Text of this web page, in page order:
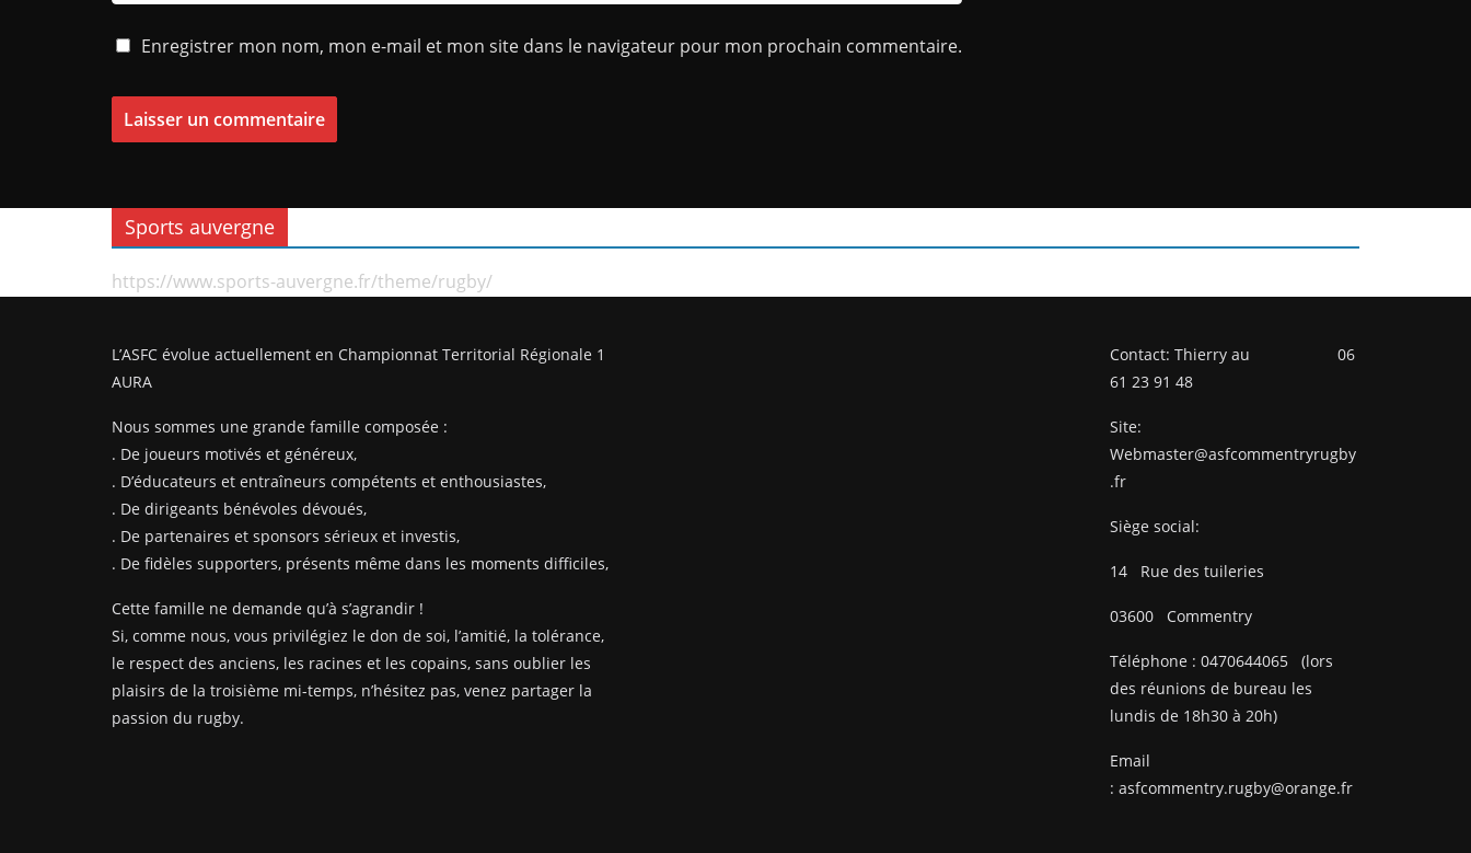
Enregistrer mon nom, mon e-mail et mon site dans le navigateur pour mon prochain commentaire.
Sports auvergne
https://www.sports-auvergne.fr/theme/rugby/
L’ASFC évolue actuellement en Championnat Territorial Régionale 1
AURA
Nous sommes une grande famille composée :
. De joueurs motivés et généreux,
. D’éducateurs et entraîneurs compétents et enthousiastes,
. De dirigeants bénévoles dévoués,
. De partenaires et sponsors sérieux et investis,
. De fidèles supporters, présents même dans les moments difficiles,
Cette famille ne demande qu’à s’agrandir !
Si, comme nous, vous privilégiez le don de soi, l’amitié, la tolérance,
le respect des anciens, les racines et les copains, sans oublier les
plaisirs de la troisième mi-temps, n’hésitez pas, venez partager la
passion du rugby.
Contact: Thierry au 06
61 23 91 48
Site:
Webmaster@asfcommentryrugby
.fr
Siège social:
14 Rue des tuileries
03600 Commentry
Téléphone : 0470644065
(lors
des réunions de bureau les
lundis de 18h30 à 20h)
Email
: asfcommentry.rugby@orange.fr